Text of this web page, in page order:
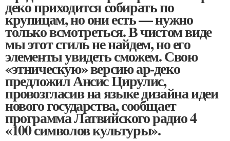
деко приходится собирать по
крупицам, но они есть — нужно
только всмотреться. В чистом виде
мы этот стиль не найдем, но его
элементы увидеть сможем. Свою
«этническую» версию ар-деко
предложил Ансис Цирулис,
провозгласив на языке дизайна идеи
нового государства, сообщает
программа Латвийского радио 4
«100 символов культуры».